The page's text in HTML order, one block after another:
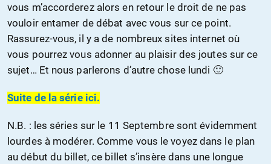
vous m’accorderez alors en retour le droit de ne pas
vouloir entamer de débat avec vous sur ce point.
Rassurez-vous, il y a de nombreux sites internet où
vous pourrez vous adonner au plaisir des joutes sur ce
sujet… Et nous parlerons d’autre chose lundi 🙂
Suite de la série ici.
N.B. : les séries sur le 11 Septembre sont évidemment
lourdes à modérer. Comme vous le voyez dans le plan
au début du billet, ce billet s’insère dans une longue